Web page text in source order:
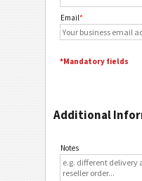
Email*
*Mandatory fields
Additional
Notes